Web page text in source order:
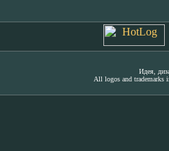
Идея,
All logos and trademarks